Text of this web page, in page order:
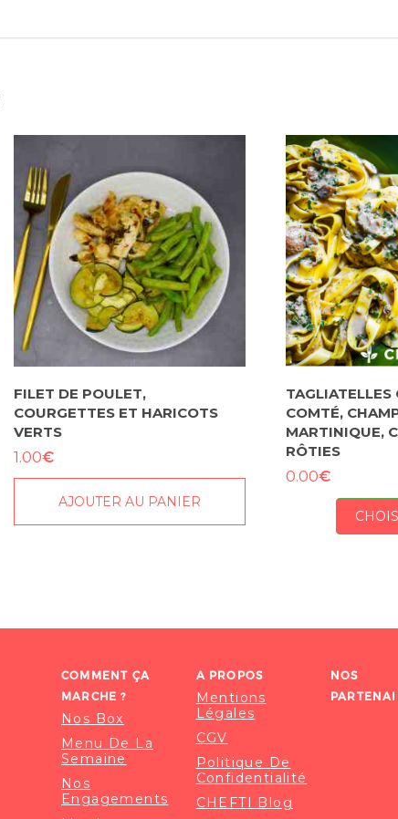
FILET DE POULET,
COURGETTES ET HARICOTS
VERTS
1.00€
AJOUTER AU PANIER
TAGLIATELLES
COMTÉ,
MARTINIQUE,
RÔTIES
0.00€
COMMENT ÇA
MARCHE ?
Nos Box
Menu De La
Semaine
Nos
Engagements
A PROPOS
Mentions
Légales
CGV
Politique De
Confidentialité
CHEFTI Blog
NOS